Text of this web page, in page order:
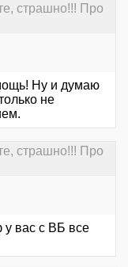
страшно!!! Про
Ну и думаю
не
страшно!!! Про
вас с ВБ все